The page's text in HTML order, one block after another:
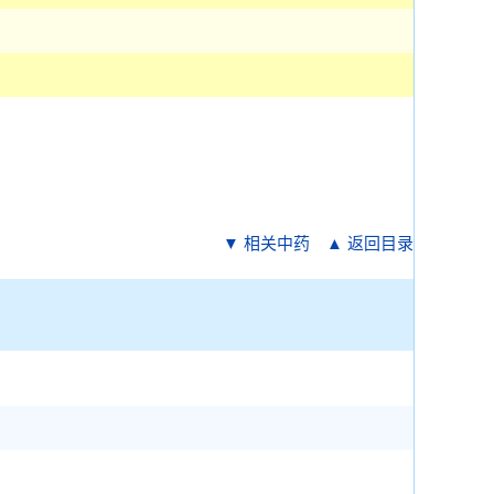
▼ 相关中药 ▲ 返回目录